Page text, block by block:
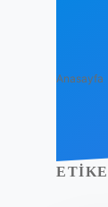
Anasayfa